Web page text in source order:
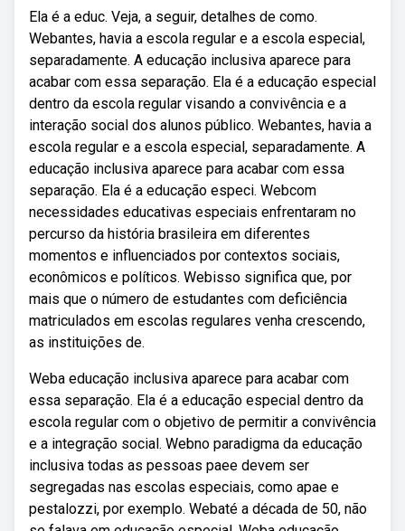
Ela é a educ. Veja, a seguir, detalhes de como.
Webantes, havia a escola regular e a escola especial,
separadamente. A educação inclusiva aparece para
acabar com essa separação. Ela é a educação especial
dentro da escola regular visando a convivência e a
interação social dos alunos público. Webantes, havia a
escola regular e a escola especial, separadamente. A
educação inclusiva aparece para acabar com essa
separação. Ela é a educação especi. Webcom
necessidades educativas especiais enfrentaram no
percurso da história brasileira em diferentes
momentos e influenciados por contextos sociais,
econômicos e políticos. Webisso significa que, por
mais que o número de estudantes com deficiência
matriculados em escolas regulares venha crescendo,
as instituições de.
Weba educação inclusiva aparece para acabar com
essa separação. Ela é a educação especial dentro da
escola regular com o objetivo de permitir a convivência
e a integração social. Webno paradigma da educação
inclusiva todas as pessoas paee devem ser
segregadas nas escolas especiais, como apae e
pestalozzi, por exemplo. Webaté a década de 50, não